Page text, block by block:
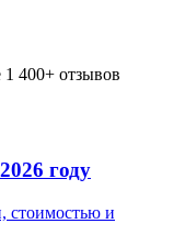
400+ отзывов
году
стоимостью и